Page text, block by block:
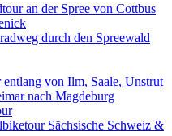
an der Spree von Cottbus
durch den Spreewald
entlang von Ilm, Saale, Unstrut
nach Magdeburg
Sächsische Schweiz &